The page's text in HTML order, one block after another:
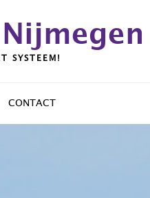
SYSTEEM!
CONTACT